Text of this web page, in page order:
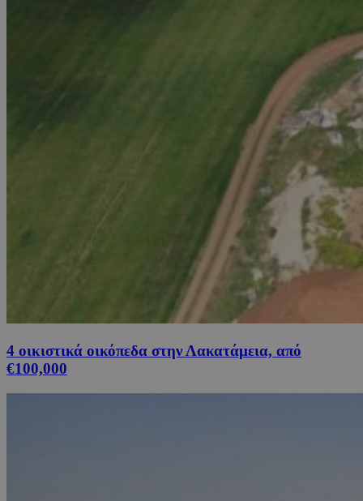
4 οικιστικά οικόπεδα στην Λακατάμεια, από
€100,000